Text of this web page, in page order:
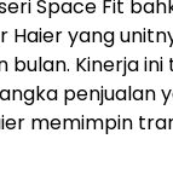
Space Fit
yang
bulan. Kinerja
penjualan
memimpin